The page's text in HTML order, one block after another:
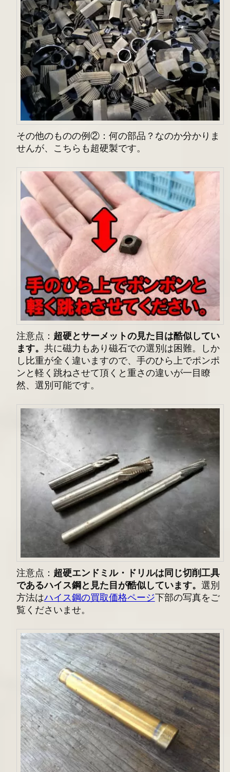
その他のものの例②：何の部品？なのか分かりま
せんが、こちらも超硬製です。
注意点： 超硬 とサーメットの見た目は酷似してい
ます。 共に磁力もあり磁石での選別は困難。しか
し比重が全く違いますので、手のひら上でポンポ
ンと軽く跳ねさせて頂くと重さの違いが一目瞭
然、選別可能です。
注意点： 超硬エンドミル・ドリルは同じ切削工具
であるハイス鋼と見た目が酷似しています。 選別
方法はハイス鋼の買取価格ページ下部の写真をご
覧くださいませ。